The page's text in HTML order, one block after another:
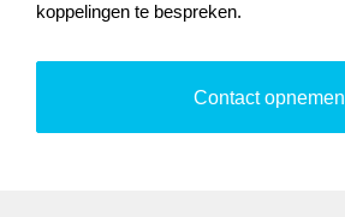
koppelingen te bespreken.
Contact opnemen